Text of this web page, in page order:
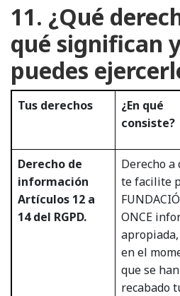
11. ¿Qué
qué significan
puedes
Tus derechos
¿En qué
consiste?
Derecho de
información
Artículos 12 a
14 del RGPD.
Derecho a
te facilite
ONCE
en el
que se han
recabado